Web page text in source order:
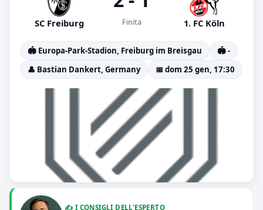
SC Freiburg Finita 1. FC Köln
🏟️ Europa-Park-Stadion, Freiburg im Breisgau
🏟️ -
👤 Bastian Dankert, Germany
📅 dom 25 gen, 17:30
✍️ I CONSIGLI DELL'ESPERTO